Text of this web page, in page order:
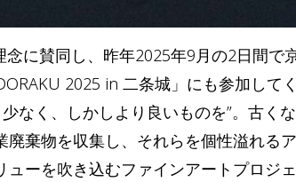
念に賛同し、昨年2025年9月の2日間
2025 in 二条城」にも参加して
なく、しかしより良いものを”。古く
棄物を収集し、それらを個性溢れる
ューを吹き込むファインアートプロジ